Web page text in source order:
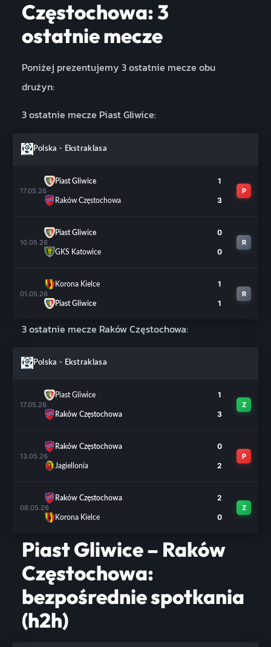
Częstochowa: 3
ostatnie mecze
Poniżej prezentujemy 3 ostatnie mecze obu
drużyn:
3 ostatnie mecze Piast Gliwice:
Polska - Ekstraklasa
17.05.26
Piast Gliwice
Raków Częstochowa
1
3
P
10.05.26
Piast Gliwice
GKS Katowice
0
0
R
01.05.26
Korona Kielce
Piast Gliwice
1
1
R
3 ostatnie mecze Raków Częstochowa:
Polska - Ekstraklasa
17.05.26
Piast Gliwice
Raków Częstochowa
1
3
Z
13.05.26
Raków Częstochowa
Jagiellonia
0
2
P
08.05.26
Raków Częstochowa
Korona Kielce
2
0
Z
Piast Gliwice – Raków
Częstochowa:
bezpośrednie spotkania
(h2h)